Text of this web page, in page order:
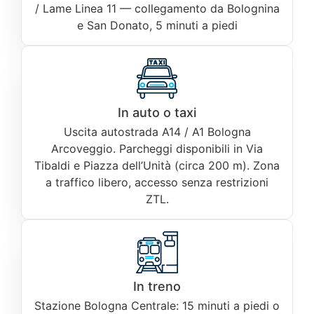
/ Lame Linea 11 — collegamento da Bolognina
e San Donato, 5 minuti a piedi
In auto o taxi
Uscita autostrada A14 / A1 Bologna
Arcoveggio. Parcheggi disponibili in Via
Tibaldi e Piazza dell’Unità (circa 200 m). Zona
a traffico libero, accesso senza restrizioni
ZTL.
In treno
Stazione Bologna Centrale: 15 minuti a piedi o